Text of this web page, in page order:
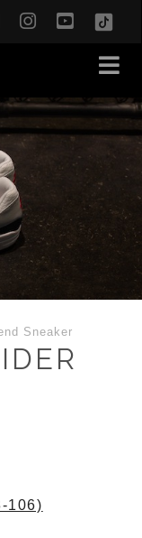
facebookinstagram
Sneaker
106)